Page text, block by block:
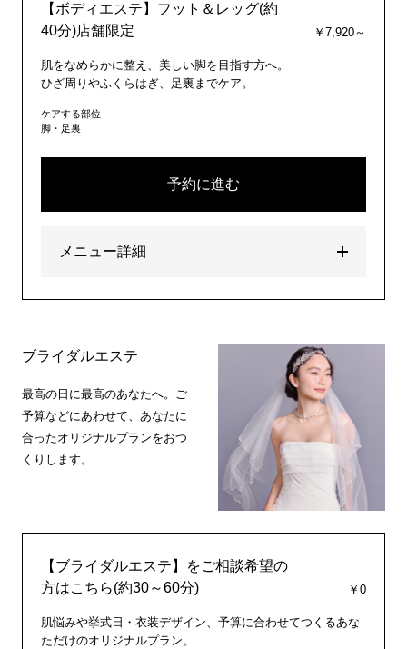
【ボディエステ】フット＆レッグ(約
40分)店舗限定
￥7,920～
肌をなめらかに整え、美しい脚を目指す方へ。
ひざ周りやふくらはぎ、足裏までケア。
ケアする部位
脚・足裏
予約に進む
メニュー詳細
ブライダルエステ
最高の日に最高のあなたへ。ご
予算などにあわせて、あなたに
合ったオリジナルプランをおつ
くりします。
【ブライダルエステ】をご相談希望の
方はこちら(約30～60分)
￥0
肌悩みや挙式日・衣装デザイン、予算に合わせてつくるあな
ただけのオリジナルプラン。